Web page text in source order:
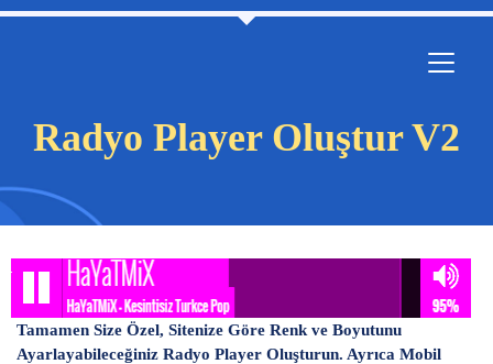
Radyo Player Oluştur V2
Tamamen Size Özel, Sitenize Göre Renk ve Boyutunu
Ayarlayabileceğiniz Radyo Player Oluşturun. Ayrıca Mobil